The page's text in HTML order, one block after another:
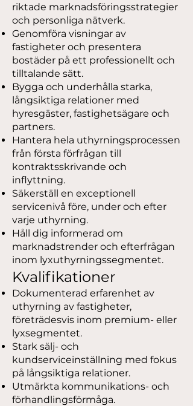
riktade marknadsföringsstrategier
och personliga nätverk.
Genomföra visningar av
fastigheter och presentera
bostäder på ett professionellt och
tilltalande sätt.
Bygga och underhålla starka,
långsiktiga relationer med
hyresgäster, fastighetsägare och
partners.
Hantera hela uthyrningsprocessen
från första förfrågan till
kontraktsskrivande och
inflyttning.
Säkerställ en exceptionell
servicenivå före, under och efter
varje uthyrning.
Håll dig informerad om
marknadstrender och efterfrågan
inom lyxuthyrningssegmentet.
Kvalifikationer
Dokumenterad erfarenhet av
uthyrning av fastigheter,
företrädesvis inom premium- eller
lyxsegmentet.
Stark sälj- och
kundserviceinställning med fokus
på långsiktiga relationer.
Utmärkta kommunikations- och
förhandlingsförmåga.